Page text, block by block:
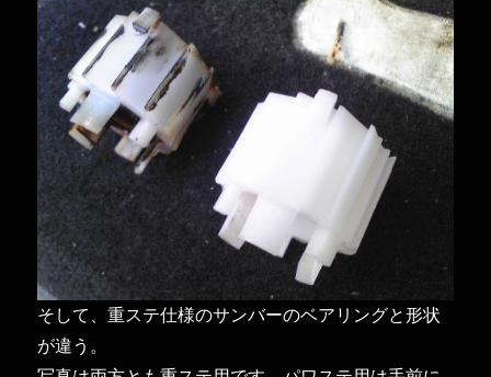
そして、重ステ仕様のサンバーのベアリングと形状
が違う。